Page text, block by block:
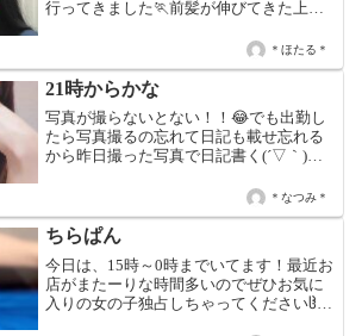
行ってきました🏃前髪が伸びてきた上に
きたので☹️又、後ろ髪の毛量もめちゃく
ちゃ増えてきて暑っ苦しさが増したので
梳いて貰いました✂️夏...
＊ほたる＊
21時からかな
写真が撮らないとない！！😂でも出勤し
たら写真撮るの忘れて日記も載せ忘れる
から昨日撮った写真で日記書く(´▽｀)最
てよぼよぼだよ(T ^ T)クマが隠せない😂
おおおー❤️...
＊なつみ＊
ちらぱん
今日は、15時～0時までいてます！最近お
店がまたーりな時間多いのでぜひお気に
入りの女の子独占しちゃってくださいჱ̒ˆ>